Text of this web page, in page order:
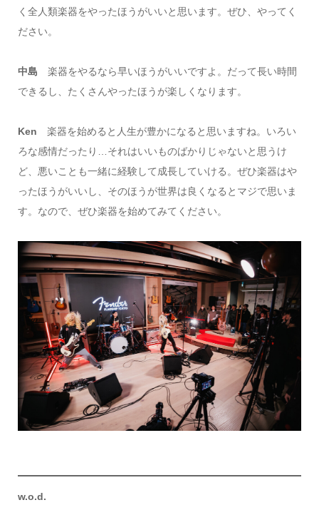
く全人類楽器をやったほうがいいと思います。ぜひ、やってく
ださい。
中島 楽器をやるなら早いほうがいいですよ。だって長い時間
できるし、たくさんやったほうが楽しくなります。
Ken 楽器を始めると人生が豊かになると思いますね。いろい
ろな感情だったり…それはいいものばかりじゃないと思うけ
ど、悪いことも一緒に経験して成長していける。ぜひ楽器はや
ったほうがいいし、そのほうが世界は良くなるとマジで思いま
す。なので、ぜひ楽器を始めてみてください。
w.o.d.